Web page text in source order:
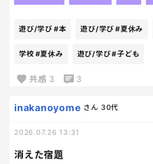
んだけど😂
みんなのお子さんはコツコツや
遊び/学び #本 遊び/学び #夏休み
学校 #夏休み 遊び/学び#子ども
共感 3 3
消えた宿題
inakanoyome さん 30代
2026.07.26 13:31